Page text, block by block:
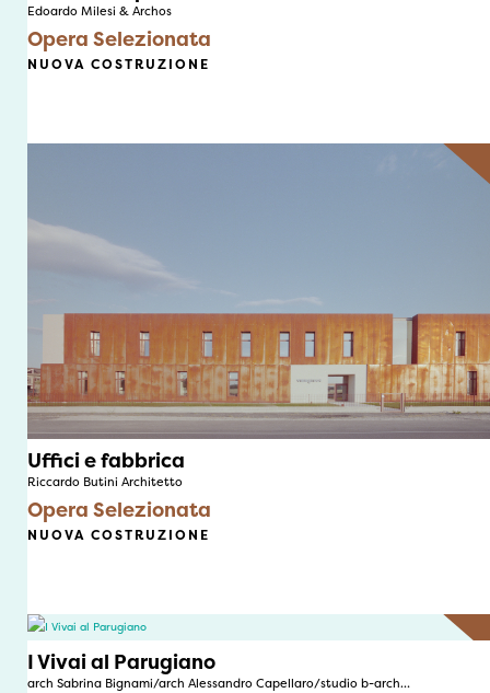
Edoardo Milesi & Archos
Opera Selezionata
NUOVA COSTRUZIONE
Uffici e fabbrica
Riccardo Butini Architetto
Opera Selezionata
NUOVA COSTRUZIONE
I Vivai al Parugiano
arch Sabrina Bignami/arch Alessandro Capellaro/studio b-arch…